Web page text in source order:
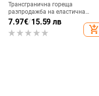
Трансгранична гореща
разпродажба на еластична
каишка от неръждаема стомана
за Swatch, еластична каишка за
часовник Swatch 17 мм 20 мм
7.97€/15.59 лв
add_shopping_cart